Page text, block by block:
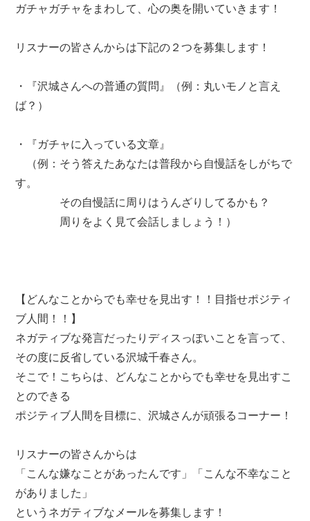
ガチャガチャをまわして、心の奥を開いていきます！
リスナーの皆さんからは下記の２つを募集します！
・『沢城さんへの普通の質問』（例：丸いモノと言え
ば？）
・『ガチャに入っている文章』
（例：そう答えたあなたは普段から自慢話をしがちで
す。
その自慢話に周りはうんざりしてるかも？
周りをよく見て会話しましょう！）
【どんなことからでも幸せを見出す！！目指せポジティ
ブ人間！！】
ネガティブな発言だったりディスっぽいことを言って、
その度に反省している沢城千春さん。
そこで！こちらは、どんなことからでも幸せを見出すこ
とのできる
ポジティブ人間を目標に、沢城さんが頑張るコーナー！
リスナーの皆さんからは
「こんな嫌なことがあったんです」「こんな不幸なこと
がありました」
というネガティブなメールを募集します！